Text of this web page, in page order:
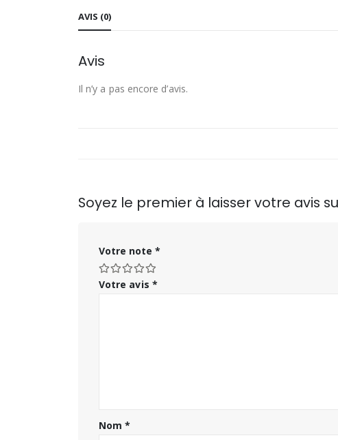
AVIS (0)
Avis
Il n’y a pas encore d’avis.
Soyez le premier à laisser votre avis sur
Votre note *
Votre avis *
Nom*